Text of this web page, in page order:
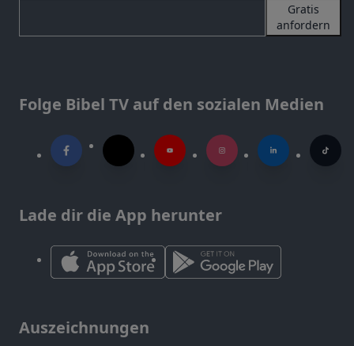
Gratis
anfordern
Folge Bibel TV auf den sozialen Medien
Lade dir die App herunter
Auszeichnungen